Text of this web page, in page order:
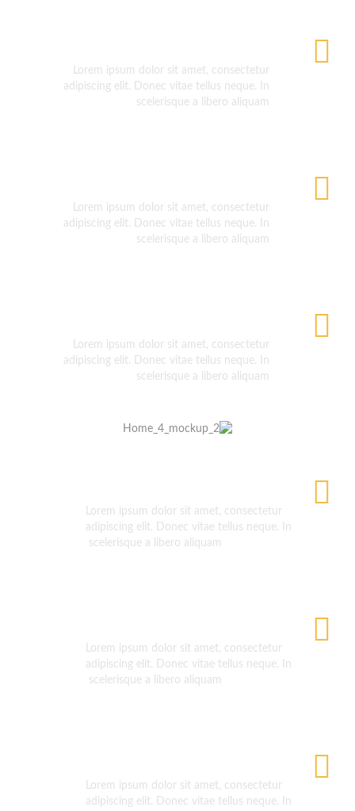
Lorem ipsum dolor sit amet, consectetur
adipiscing elit. Donec vitae tellus neque. In
scelerisque a libero aliquam
Lorem ipsum dolor sit amet, consectetur
adipiscing elit. Donec vitae tellus neque. In
scelerisque a libero aliquam
Lorem ipsum dolor sit amet, consectetur
adipiscing elit. Donec vitae tellus neque. In
scelerisque a libero aliquam
Lorem ipsum dolor sit amet, consectetur
adipiscing elit. Donec vitae tellus neque. In
scelerisque a libero aliquam
Lorem ipsum dolor sit amet, consectetur
adipiscing elit. Donec vitae tellus neque. In
scelerisque a libero aliquam
Lorem ipsum dolor sit amet, consectetur
adipiscing elit. Donec vitae tellus neque. In